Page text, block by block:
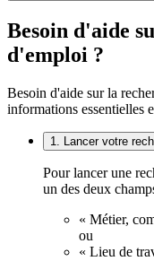
Besoin d'aide
d'emploi ?
Besoin d'aide sur la
informations essentielles
1. Lancer votre
Pour lancer une
un des deux
« Métier,
ou
« Lieu de